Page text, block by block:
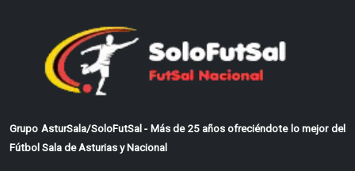
Grupo AsturSala/SoloFutSal - Más de 25 años ofreciéndote lo mejor del
Fútbol Sala de Asturias y Nacional